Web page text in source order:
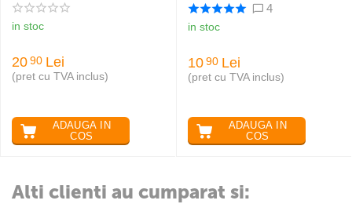
in stoc
20 90 Lei
(pret cu TVA inclus)
ADAUGA IN
COS
4
in stoc
10 90 Lei
(pret cu TVA inclus)
ADAUGA IN
COS
Alti clienti au cumparat si: